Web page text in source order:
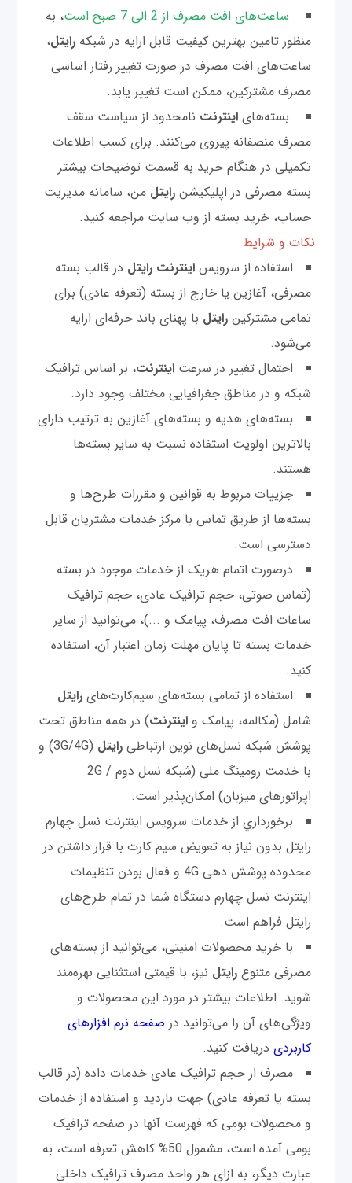
ساعت‌های افت مصرف از 2 الی 7 صبح است
، به
منظور تامین بهترین کیفیت قابل ارایه در شبکه رایتل،
ساعت‌های افت مصرف در صورت تغییر رفتار اساسی
مصرف مشترکین، ممکن است تغییر یابد.
بسته‌هایاینترنت نامحدود از سیاست سقف
مصرف منصفانه پیروی می‌کنند. برای کسب اطلاعات
تکمیلی در هنگام خرید به قسمت توضیحات بیشتر
بسته مصرفی در اپلیکیشن رایتل من، سامانه مدیریت
حساب، خرید بسته از وب سایت مراجعه کنید.
نکات و شرایط
استفاده از سرویس اینترنت رایتل در قالب بسته
مصرفی، آغازین یا خارج از بسته (تعرفه عادی) برای
تمامی مشترکینرایتل با پهنای باند حرفه‌ای ارایه
می‌شود.
احتمال تغییر در سرعت اینترنت، بر اساس ترافیک
شبکه و در مناطق جغرافیایی مختلف وجود دارد.
بسته‌های هدیه و بسته‌های آغازین به ترتیب دارای
بالاترین اولویت استفاده نسبت به سایر بسته‌ها
هستند.
جزییات مربوط به قوانین و مقررات طرح‌ها و
بسته‌ها از طریق تماس با مرکز خدمات مشتریان قابل
دسترسی است.
درصورت اتمام هریک از خدمات موجود در بسته
(تماس صوتی، حجم ترافیک عادی، حجم ترافیک
ساعات افت مصرف، پیامک و ...)، می‌توانید از سایر
خدمات بسته تا پایان مهلت زمان اعتبار آن، استفاده
کنید.
استفاده از تمامی بسته‌های سیم‌کارت‌هایرایتل
شامل (مکالمه، پیامک واینترنت) در همه مناطق تحت
پوشش شبکه نسل‌های نوین ارتباطیرایتل
(3G/4G) و
با خدمت رومینگ ملی (شبکه نسل دوم / 2G
اپراتورهای میزبان) امکان‌پذیر است.
برخورداري از خدمات سرويس اينترنت نسل چهارم
رايتل بدون نياز به تعويض سيم کارت با قرار داشتن در
محدوده پوشش دهی 4G و فعال بودن تنظيمات
اينترنت نسل چهارم دستگاه شما در تمام طرح‌های
رايتل فراهم است.
با خرید محصولات امنیتی، می‌توانید از بسته‌های
مصرفی متنوعرایتل نیز، با قیمتی استثنایی بهره‌مند
شوید. اطلاعات بیشتر در مورد این محصولات و
ویژگی‌های آن را می‌توانید در صفحه نرم افزارهای
کاربردی دریافت کنید.
مصرف از حجم ترافیک عادی خدمات داده (در قالب
بسته یا تعرفه عادی) جهت بازدید و استفاده از خدمات
و محصولات بومی که فهرست آنها در صفحه ترافیک
بومی آمده است، مشمول 50% کاهش تعرفه است، به
عبارت دیگر، به ازای هر واحد مصرف ترافیک داخلی